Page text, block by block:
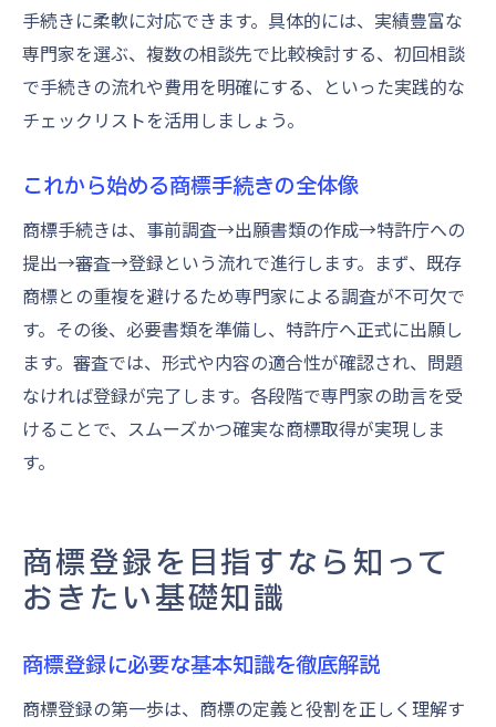
ト
商標登録後のトラブルを防ぐ対策法
商標の有効活用で競争力を維持する方法
手続きに柔軟に対応できます。具体的には、実績豊富な
専門家を選ぶ、複数の相談先で比較検討する、初回相談
で手続きの流れや費用を明確にする、といった実践的な
チェックリストを活用しましょう。
これから始める商標手続きの全体像
商標手続きは、事前調査→出願書類の作成→特許庁への
提出→審査→登録という流れで進行します。まず、既存
商標との重複を避けるため専門家による調査が不可欠で
す。その後、必要書類を準備し、特許庁へ正式に出願し
ます。審査では、形式や内容の適合性が確認され、問題
なければ登録が完了します。各段階で専門家の助言を受
けることで、スムーズかつ確実な商標取得が実現しま
す。
商標登録を目指すなら知って
おきたい基礎知識
商標登録に必要な基本知識を徹底解説
商標登録の第一歩は、商標の定義と役割を正しく理解す